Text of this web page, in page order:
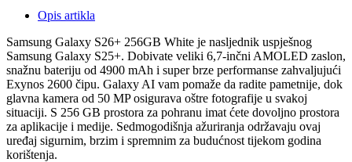
Opis artikla
Samsung Galaxy S26+ 256GB White je nasljednik uspješnog
Samsung Galaxy S25+. Dobivate veliki 6,7-inčni AMOLED zaslon,
snažnu bateriju od 4900 mAh i super brze performanse zahvaljujući
Exynos 2600 čipu. Galaxy AI vam pomaže da radite pametnije, dok
glavna kamera od 50 MP osigurava oštre fotografije u svakoj
situaciji. S 256 GB prostora za pohranu imat ćete dovoljno prostora
za aplikacije i medije. Sedmogodišnja ažuriranja održavaju ovaj
uređaj sigurnim, brzim i spremnim za budućnost tijekom godina
korištenja.